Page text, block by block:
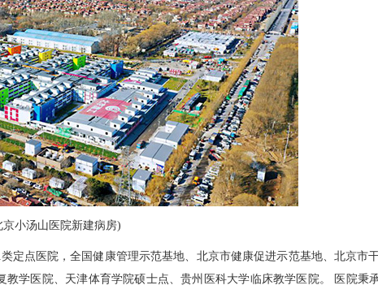
京小汤山医院新建病房)
点医院，全国健康管理示范基地、北京市健康促进示范基地、北京市
学医院、天津体育学院硕士点、贵州医科大学临床教学医院。 医院秉